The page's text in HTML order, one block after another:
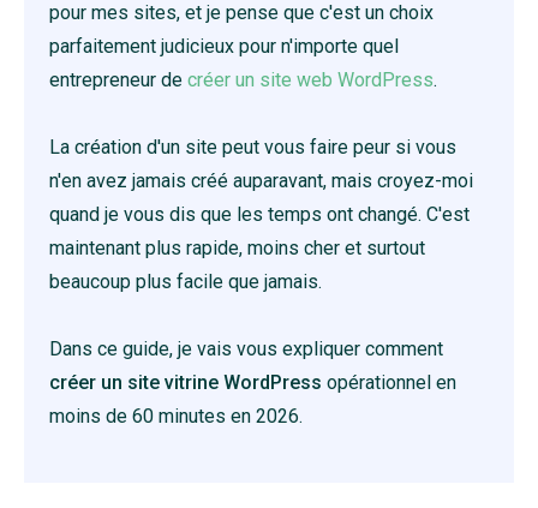
pour mes sites, et je pense que c'est un choix
parfaitement judicieux pour n'importe quel
entrepreneur de créer un site web WordPress.
La création d'un site peut vous faire peur si vous
n'en avez jamais créé auparavant, mais croyez-moi
quand je vous dis que les temps ont changé. C'est
maintenant plus rapide, moins cher et surtout
beaucoup plus facile que jamais.
Dans ce guide, je vais vous expliquer comment
créer un site vitrine WordPress opérationnel en
moins de 60 minutes en 2026.